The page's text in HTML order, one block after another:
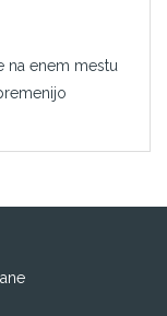
na enem mestu